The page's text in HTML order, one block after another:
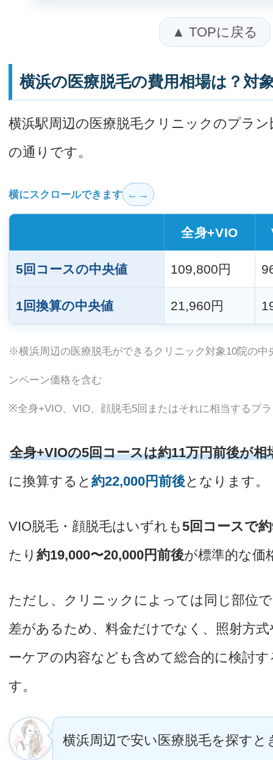
▲ TOPに戻る
横浜の医療脱毛の費用相場は？対
横浜駅周辺の医療脱毛クリニックのプラ
の通りです。
横にスクロールできます
全身+VIO
5回コースの中央値 109,800円
1回換算の中央値 21,960円
※横浜周辺の医療脱毛ができるクリニック対象10院の
ンペーン価格を含む
※全身+VIO、VIO、顔脱毛5回またはそれに相当するプ
全身+VIOの5回コースは約11万円前後が相
に換算すると 約22,000円前後となります。
VIO脱毛・顔脱毛はいずれも5回コースで
たり 約19,000〜20,000円前後が標準的な価
ただし、クリニックによっては同じ部位
差があるため、料金だけでなく、照射方
ーケアの内容なども含めて総合的に検討
す。
横浜周辺で安い医療脱毛を探すと